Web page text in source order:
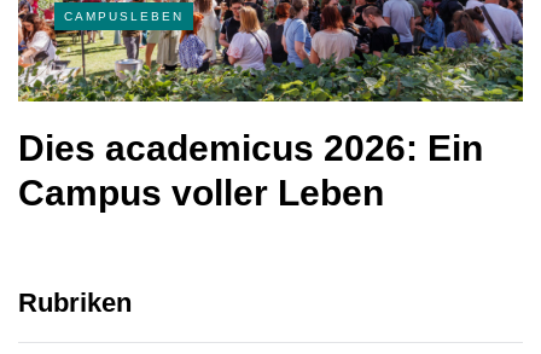
CAMPUSLEBEN
Dies academicus 2026: Ein
Campus voller Leben
Rubriken